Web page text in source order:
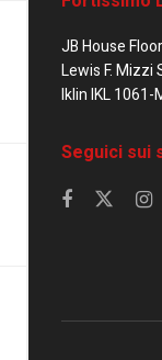
JB House
Lewis F. Mizzi
Iklin IKL 1061-
Seguici sui